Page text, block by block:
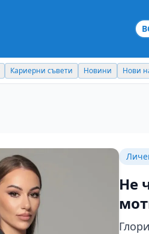
Кариерни съвети Новини Нови
Не